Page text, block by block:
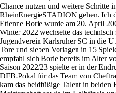
Chance nutzen und weitere Schritte
RheinEnergieSTADION gehen. Ich
Etienne Borie wurde am 20. April
Winter 2022 wechselte das
Jugendverein Karlsruher SC in die
Tore und sieben Vorlagen in 15
empfahl sich Borie bereits im Alter
Saison 2022/23 spielte er in der
DFB-Pokal für das Team von
kam das beidfüßige Talent in beiden